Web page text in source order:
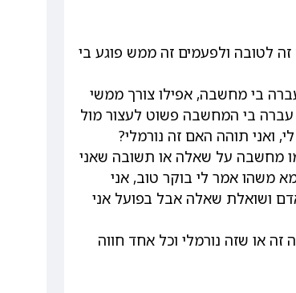
לטובה ולפעמים זה ממש פוגע בי
בי מחשבה, אפילו צורך ממשי
בי המחשבה פשוט לעצור מול
ואני תוהה האם זה נורמלי?
מחשבה על שאלה או תשובה שאני
משהו אמר לי בוקר טוב, אני
ושואלת שאלה אבל בפועל אני
או שזה נורמלי וכל אחד חווה